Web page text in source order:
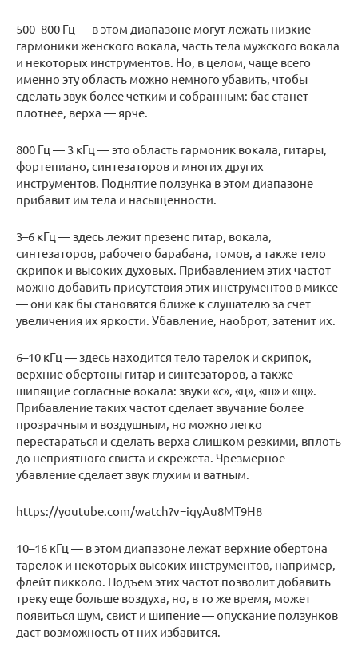
500–800 Гц — в этом диапазоне могут лежать низкие
гармоники женского вокала, часть тела мужского вокала
и некоторых инструментов. Но, в целом, чаще всего
именно эту область можно немного убавить, чтобы
сделать звук более четким и собранным: бас станет
плотнее, верха — ярче.
800 Гц — 3 кГц — это область гармоник вокала, гитары,
фортепиано, синтезаторов и многих других
инструментов. Поднятие ползунка в этом диапазоне
прибавит им тела и насыщенности.
3–6 кГц — здесь лежит презенс гитар, вокала,
синтезаторов, рабочего барабана, томов, а также тело
скрипок и высоких духовых. Прибавлением этих частот
можно добавить присутствия этих инструментов в миксе
— они как бы становятся ближе к слушателю за счет
увеличения их яркости. Убавление, наоброт, затенит их.
6–10 кГц — здесь находится тело тарелок и скрипок,
верхние обертоны гитар и синтезаторов, а также
шипящие согласные вокала: звуки «с», «ц», «ш» и «щ».
Прибавление таких частот сделает звучание более
прозрачным и воздушным, но можно легко
перестараться и сделать верха слишком резкими, вплоть
до неприятного свиста и скрежета. Чрезмерное
убавление сделает звук глухим и ватным.
https://youtube.com/watch?v=iqyAu8MT9H8
10–16 кГц — в этом диапазоне лежат верхние обертона
тарелок и некоторых высоких инструментов, например,
флейт пикколо. Подъем этих частот позволит добавить
треку еще больше воздуха, но, в то же время, может
появиться шум, свист и шипение — опускание ползунков
даст возможность от них избавится.